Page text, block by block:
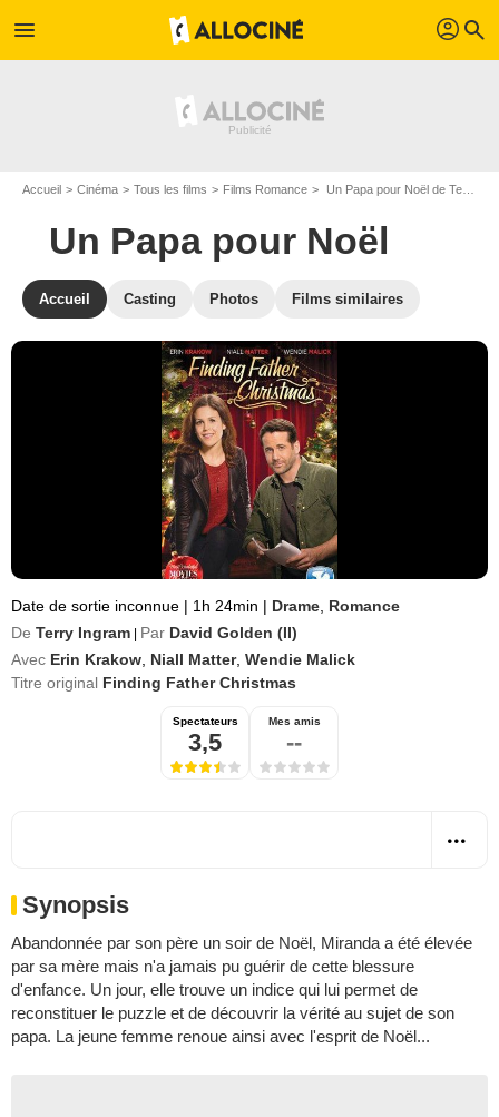
menu profil search
Accueil Cinéma Tous les films Films Romance Un Papa pour Noël de Terry Ingram
Un Papa pour Noël
Accueil Casting Photos Films similaires
Date de sortie inconnue | 1h 24min | Drame Romance
De Terry Ingram Par David Golden (II)
Avec Erin Krakow Niall Matter, Wendie Malick
Titre original Finding Father Christmas
Spectateurs
3,5
Mes amis
--
Synopsis
Abandonnée par son père un soir de Noël, Miranda a été élevée
par sa mère mais n'a jamais pu guérir de cette blessure
d'enfance. Un jour, elle trouve un indice qui lui permet de
reconstituer le puzzle et de découvrir la vérité au sujet de son
papa. La jeune femme renoue ainsi avec l'esprit de Noël...